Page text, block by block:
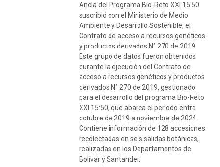
Ancla del Programa Bio-Reto XXI 15:50
suscribió con el Ministerio de Medio
Ambiente y Desarrollo Sostenible, el
Contrato de acceso a recursos genéticos
y productos derivados N° 270 de 2019.
Este grupo de datos fueron obtenidos
durante la ejecución del Contrato de
acceso a recursos genéticos y productos
derivados N° 270 de 2019, gestionado
para el desarrollo del programa Bio-Reto
XXI 15:50, que abarca el periodo entre
octubre de 2019 a noviembre de 2024.
Contiene información de 128 accesiones
recolectadas en seis salidas botánicas,
realizadas en los Departamentos de
Bolívar y Santander.